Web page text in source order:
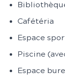
Cafétéria
Espace
Piscine
Espace